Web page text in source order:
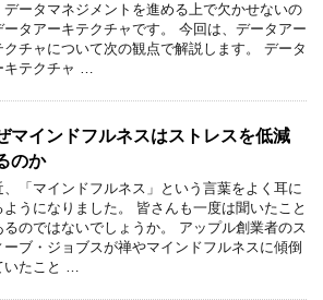
データマネジメントを進める上で欠かせないの
ータアーキテクチャです。 今回は、データアー
クチャについて次の観点で解説します。 データ
キテクチャ …
マインドフルネスはストレスを低減
のか
、「マインドフルネス」という言葉をよく耳に
ようになりました。 皆さんも一度は聞いたこと
るのではないでしょうか。 アップル創業者のス
ーブ・ジョブスが禅やマインドフルネスに傾倒
いたこと …